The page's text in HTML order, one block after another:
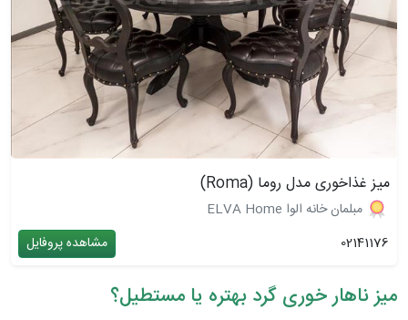
میز غذاخوری مدل روما (Roma)
مبلمان خانه الوا ELVA Home
02141176
مشاهده پروفایل
میز ناهار خوری گرد بهتره یا مستطیل؟